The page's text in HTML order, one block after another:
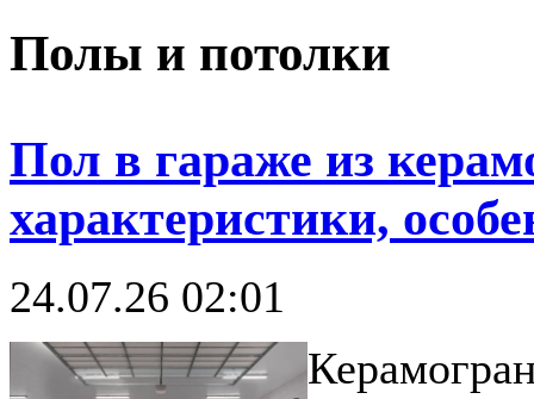
Полы и потолки
Пол в гараже из
характеристики,
24.07.26 02:01